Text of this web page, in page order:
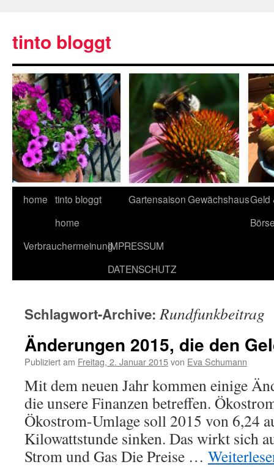
tinto bloggt
home tinto bloggt
home
GartensaisonGewächshausGeld
VerbrauchermeinungIMPRESSUM
DATENSCHUTZ
Schlagwort-Archive:Rundfunkbeitrag
Änderungen 2015, die den
Publiziert am Freitag, 2. Januar 2015von Eva Schumann
Mit dem neuen Jahr kommen einige
die unsere Finanzen betreffen.
Ökostrom-Umlage soll 2015 von 6,24
Kilowattstunde sinken. Das wirkt sich
Strom und Gas Die Preise …